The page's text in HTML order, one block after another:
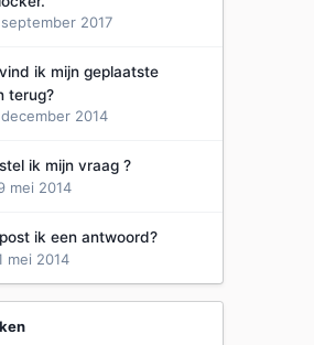
2017
ik mijn geplaatste
terug?
2014
stel ik mijn vraag ?
mei 2014
ik een antwoord?
mei 2014